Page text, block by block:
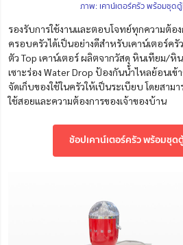
ภาพ: เคาน์เตอร์ครัว พร้อมชุดตู้
รองรับการใช้งานและตอบโจทย์ทุกความต้อ
ครอบครัวได้เป็นอย่างดีสำหรับเคาน์เตอร์ค
ตัวTop เคาน์เตอร์ ผลิตจากวัสดุ หินเทียม/
เซาะร่อง Water Drop ป้องกันน้ำไหลย้อนเ
จัดเก็บของใช้ในครัวให้เป็นระเบียบ โดยสา
ใช้สอยและความต้องการของเจ้าของบ้าน
ช้อปเคาน์เตอร์ครัว พร้อมชุด